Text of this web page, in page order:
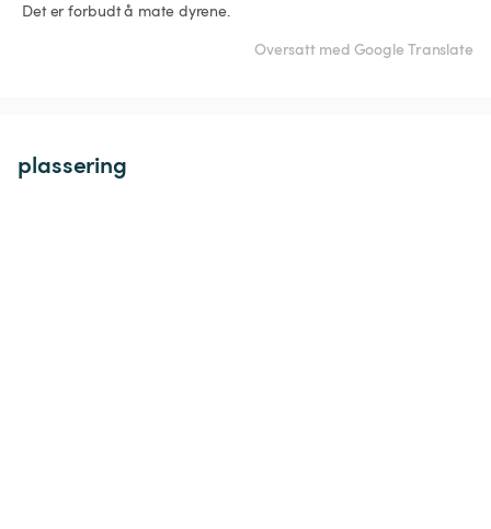
Det er forbudt å mate dyrene.
Oversatt med Google Translate
plassering